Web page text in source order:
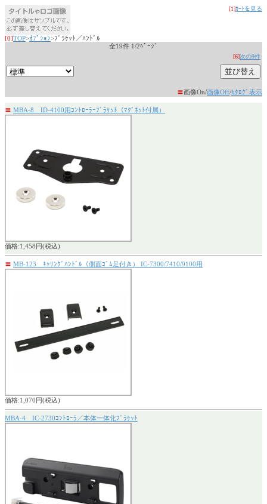
[1]ｶｰﾄを見る
[0]TOP>ｵﾌﾟｼｮﾝ>ﾌﾞﾗｹｯﾄ／ﾊﾝﾄﾞﾙ
全19件 1/2ﾍﾟｰｼﾞ
[6]次の9件
〓画像On/画像Off/ｶﾀﾛｸﾞ表示
〓 MBA-8 ID-4100用ｺﾝﾄﾛｰﾗｰﾌﾞﾗｹｯﾄ（ﾏｸﾞﾈｯﾄ付属）
価格:1,458円(税込)
〓 MB-123 ｷｬﾘﾝｸﾞﾊﾝﾄﾞﾙ（側面ｺﾞﾑ足付き） IC-7300/7410/9100用
価格:1,070円(税込)
MBA-4 IC-2730ｺﾝﾄﾛｰﾗ／本体一体化ﾌﾞﾗｹｯﾄ